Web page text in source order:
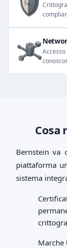
Cosa
Bernstein va
piattaforma
sistema
Marche